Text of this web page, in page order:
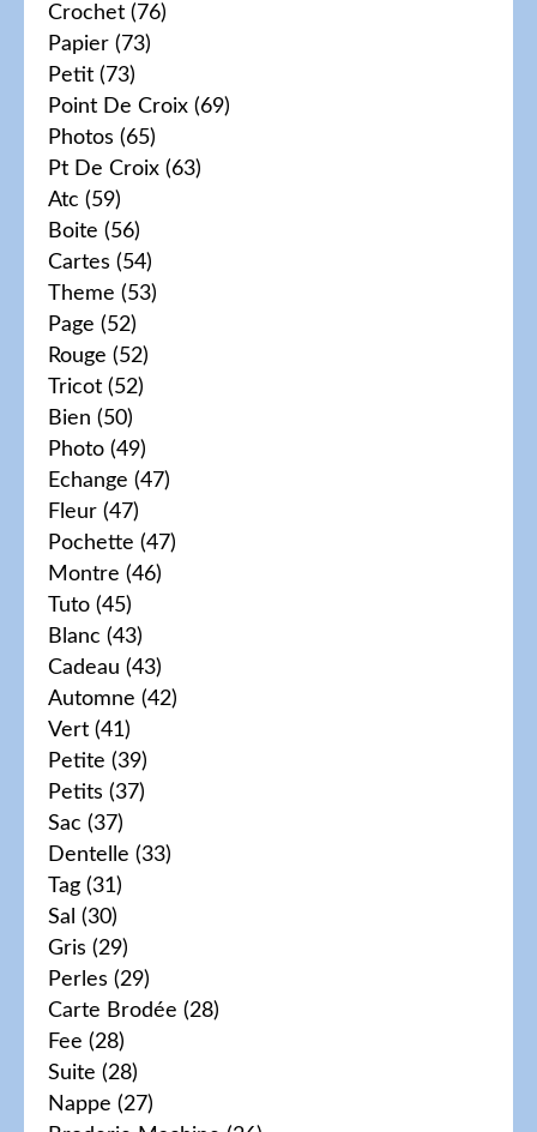
Crochet (76)
Papier (73)
Petit (73)
Point De Croix (69)
Photos (65)
Pt De Croix (63)
Atc (59)
Boite (56)
Cartes (54)
Theme (53)
Page (52)
Rouge (52)
Tricot (52)
Bien (50)
Photo (49)
Echange (47)
Fleur (47)
Pochette (47)
Montre (46)
Tuto (45)
Blanc (43)
Cadeau (43)
Automne (42)
Vert (41)
Petite (39)
Petits (37)
Sac (37)
Dentelle (33)
Tag (31)
Sal (30)
Gris (29)
Perles (29)
Carte Brodée (28)
Fee (28)
Suite (28)
Nappe (27)